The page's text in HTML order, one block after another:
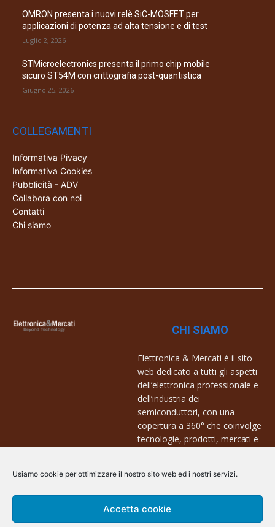
Usiamo cookie per ottimizzare il nostro sito web ed i nostri servizi.
Accetta cookie
OMRON presenta i nuovi relè SiC-MOSFET per
applicazioni di potenza ad alta tensione e di test
Luglio 2, 2026
STMicroelectronics presenta il primo chip mobile
sicuro ST54M con crittografia post-quantistica
Giugno 25, 2026
COLLEGAMENTI
Informativa Pivacy
Informativa Cookies
Pubblicità - ADV
Collabora con noi
Contatti
Chi siamo
CHI SIAMO
Elettronica & Mercati è il sito
web dedicato a tutti gli aspetti
dell’elettronica professionale e
dell’industria dei
semiconduttori, con una
copertura a 360° che coinvolge
tecnologie, prodotti, mercati e
Contatti:
info@arscommunication.it